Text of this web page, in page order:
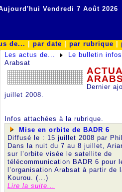
Vendredi 7 Août 2026
de... par date par rubrique
Les actus de...
Le bulletin
Arabsat
Dernier
juillet 2008.
Infos attachées à la rubrique.
Mise en orbite de BADR 6
Diffusé le : 15 juillet 2008 par
Dans la nuit du 7 au 8 juillet,
sur l’orbite visée le satellite de
télécommunication BADR 6 pour
l’organisation Arabsat à partir de
Kourou. (...)
Lire la suite...